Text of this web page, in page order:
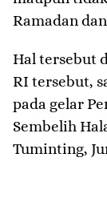
Ramadan
Hal tersebut
RI tersebut,
pada gelar
Sembelih
Tuminting,